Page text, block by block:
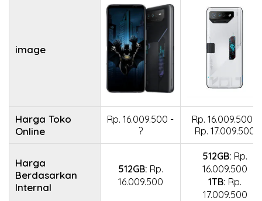
image
Harga Toko
Online
Rp. 16.009.500 -
?
Rp. 16.009.500 -
Rp. 17.009.500
Harga
Berdasarkan
Internal
512GB: Rp.
16.009.500
512GB: Rp.
16.009.500
1TB: Rp.
17.009.500